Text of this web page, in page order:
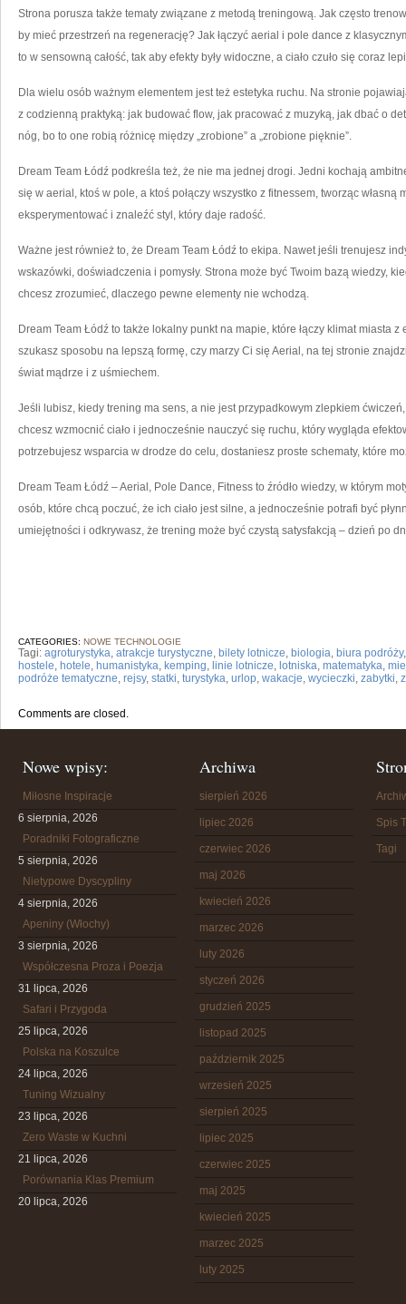
Strona porusza także tematy związane z metodą treningową. Jak często
by mieć przestrzeń na regenerację? Jak łączyć aerial i pole dance z
to w sensowną całość, tak aby efekty były widoczne, a ciało czuło się coraz
Dla wielu osób ważnym elementem jest też estetyka ruchu. Na stronie
z codzienną praktyką: jak budować flow, jak pracować z muzyką, jak dbać o
nóg, bo to one robią różnicę między „zrobione” a „zrobione pięknie”.
Dream Team Łódź podkreśla też, że nie ma jednej drogi. Jedni kochają
się w aerial, ktoś w pole, a ktoś połączy wszystko z fitnessem, tworząc własną
eksperymentować i znaleźć styl, który daje radość.
Ważne jest również to, że Dream Team Łódź to ekipa. Nawet jeśli trenujesz
wskazówki, doświadczenia i pomysły. Strona może być Twoim bazą wiedzy,
chcesz zrozumieć, dlaczego pewne elementy nie wchodzą.
Dream Team Łódź to także lokalny punkt na mapie, które łączy klimat miasta
szukasz sposobu na lepszą formę, czy marzy Ci się Aerial, na tej stronie
świat mądrze i z uśmiechem.
Jeśli lubisz, kiedy trening ma sens, a nie jest przypadkowym zlepkiem
chcesz wzmocnić ciało i jednocześnie nauczyć się ruchu, który wygląda
potrzebujesz wsparcia w drodze do celu, dostaniesz proste schematy, które
Dream Team Łódź – Aerial, Pole Dance, Fitness to źródło wiedzy, w którym
osób, które chcą poczuć, że ich ciało jest silne, a jednocześnie potrafi być
umiejętności i odkrywasz, że trening może być czystą satysfakcją – dzień po
CATEGORIES: NOWE TECHNOLOGIE
Tagi: agroturystyka, atrakcje turystyczne, bilety lotnicze, biologia, biura podróży
hostele, hotele, humanistyka, kemping, linie lotnicze, lotniska, matematyka,
podróże tematyczne, rejsy, statki, turystyka, urlop, wakacje, wycieczki, zabytki,
Comments are closed.
Nowe wpisy:
Miłosne Inspiracje
6 sierpnia, 2026
Poradniki Fotograficzne
5 sierpnia, 2026
Nietypowe Dyscypliny
4 sierpnia, 2026
Apeniny (Włochy)
3 sierpnia, 2026
Współczesna Proza i Poezja
31 lipca, 2026
Safari i Przygoda
25 lipca, 2026
Polska na Koszulce
24 lipca, 2026
Tuning Wizualny
23 lipca, 2026
Zero Waste w Kuchni
21 lipca, 2026
Porównania Klas Premium
20 lipca, 2026
Archiwa
sierpień 2026
lipiec 2026
czerwiec 2026
maj 2026
kwiecień 2026
marzec 2026
luty 2026
styczeń 2026
grudzień 2025
listopad 2025
październik 2025
wrzesień 2025
sierpień 2025
lipiec 2025
czerwiec 2025
maj 2025
kwiecień 2025
marzec 2025
luty 2025
Spis
Tagi